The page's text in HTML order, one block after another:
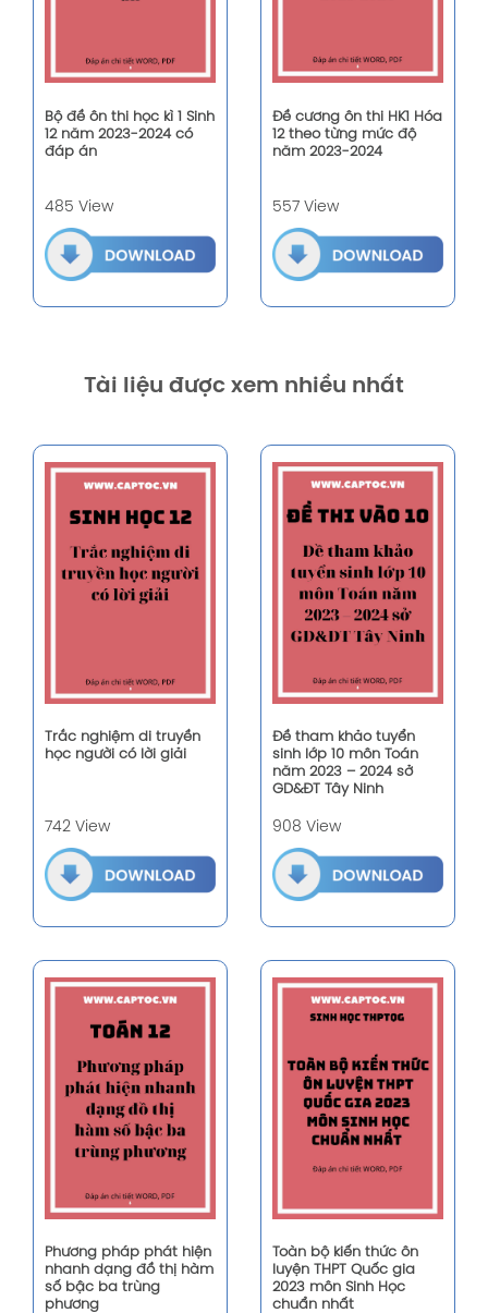
Bộ đề ôn thi học kì 1 Sinh
12 năm 2023-2024 có
đáp án
485 View
Đề cương ôn thi HK1 Hóa
12 theo từng mức độ
năm 2023-2024
557 View
Tài liệu được xem nhiều nhất
Trắc nghiệm di truyền
học người có lời giải
742 View
Đề tham khảo tuyển
sinh lớp 10 môn Toán
năm 2023 – 2024 sở
GD&ĐT Tây Ninh
908 View
Phương pháp phát hiện
nhanh dạng đồ thị hàm
số bậc ba trùng
phương
Toàn bộ kiến thức ôn
luyện THPT Quốc gia
2023 môn Sinh Học
chuẩn nhất